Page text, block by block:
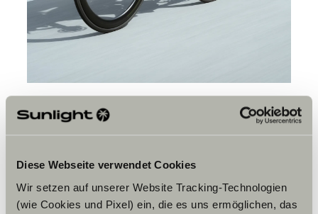
Diese Webseite verwendet Cookies
Wir setzen auf unserer Website Tracking-Technologien
(wie Cookies und Pixel) ein, die es uns ermöglichen, das
In 2024 nam je je racefiets
van Merano naar Mont
Blanc…
Elisa:Ja, dat deden we. Het duurde vijf dagen. We